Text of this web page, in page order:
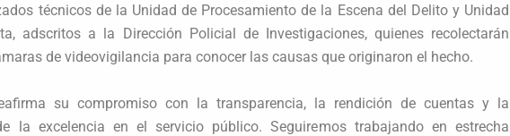
técnicos de la Unidad de Procesamiento de la Escena del Delito y Unidad
adscritos a la Dirección Policial de Investigaciones, quienes recolectarán
de videovigilancia para conocer las causas que originaron el hecho.
su compromiso con la transparencia, la rendición de cuentas y la
la excelencia en el servicio público. Seguiremos trabajando en estrecha